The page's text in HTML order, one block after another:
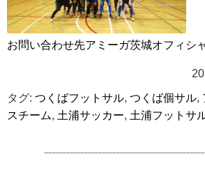
お問い合わせ先アミーガ茨城オフィシ
タグ: つくばフットサル, つくば個サル,
スチーム, 土浦サッカー, 土浦フットサ